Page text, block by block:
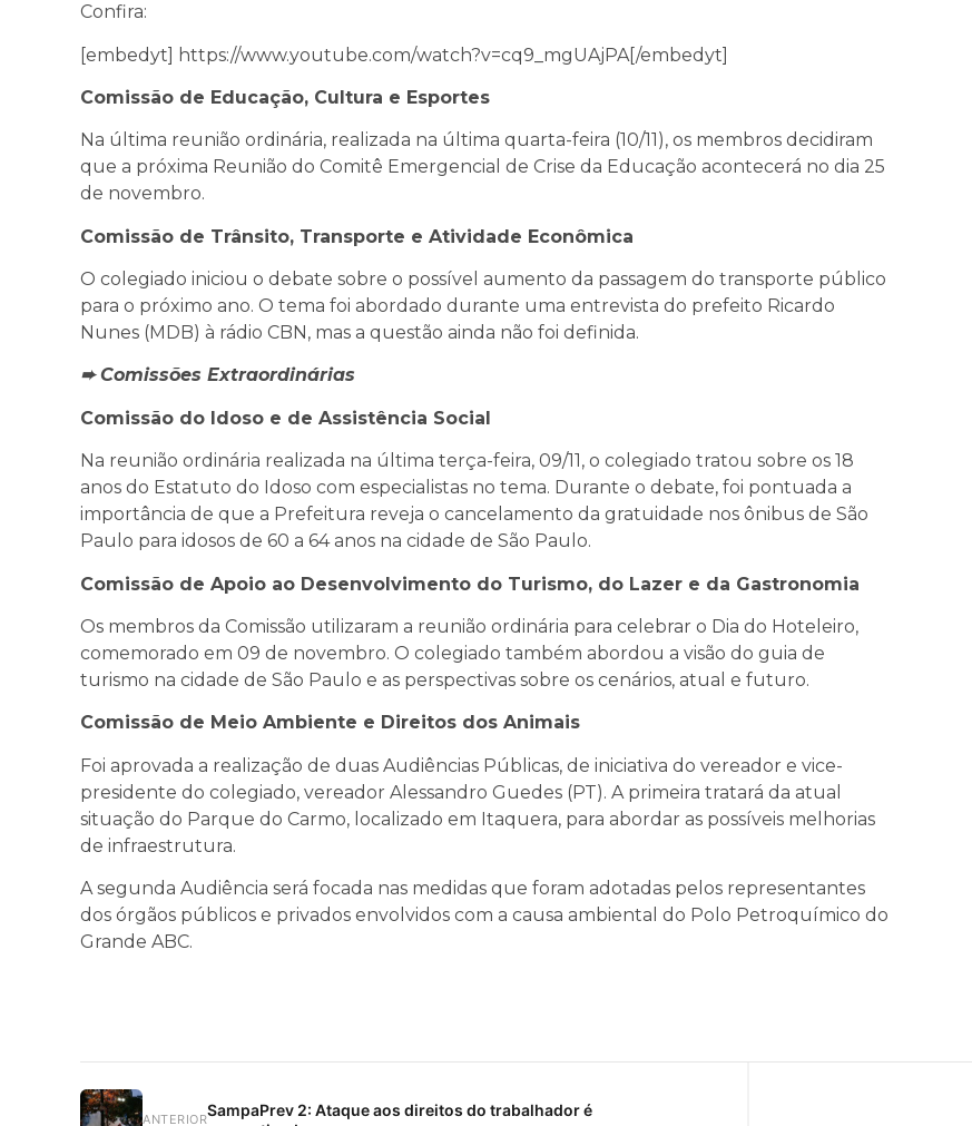
Confira:
[embedyt] https://www.youtube.com/watch?v=cq9_mgUAjPA[/embedyt]
Comissão de Educação, Cultura e Esportes
Na última reunião ordinária, realizada na última quarta-feira (10/11), os membros decidiram
que a próxima Reunião do Comitê Emergencial de Crise da Educação acontecerá no dia 25
de novembro.
Comissão de Trânsito, Transporte e Atividade Econômica
O colegiado iniciou o debate sobre o possível aumento da passagem do transporte público
para o próximo ano. O tema foi abordado durante uma entrevista do prefeito Ricardo
Nunes (MDB) à rádio CBN, mas a questão ainda não foi definida.
➨ Comissões Extraordinárias
Comissão do Idoso e de Assistência Social
Na reunião ordinária realizada na última terça-feira, 09/11, o colegiado tratou sobre os 18
anos do Estatuto do Idoso com especialistas no tema. Durante o debate, foi pontuada a
importância de que a Prefeitura reveja o cancelamento da gratuidade nos ônibus de São
Paulo para idosos de 60 a 64 anos na cidade de São Paulo.
Comissão de Apoio ao Desenvolvimento do Turismo, do Lazer e da Gastronomia
Os membros da Comissão utilizaram a reunião ordinária para celebrar o Dia do Hoteleiro,
comemorado em 09 de novembro. O colegiado também abordou a visão do guia de
turismo na cidade de São Paulo e as perspectivas sobre os cenários, atual e futuro.
Comissão de Meio Ambiente e Direitos dos Animais
Foi aprovada a realização de duas Audiências Públicas, de iniciativa do vereador e vice-
presidente do colegiado, vereador Alessandro Guedes (PT). A primeira tratará da atual
situação do Parque do Carmo, localizado em Itaquera, para abordar as possíveis melhorias
de infraestrutura.
A segunda Audiência será focada nas medidas que foram adotadas pelos representantes
dos órgãos públicos e privados envolvidos com a causa ambiental do Polo Petroquímico do
Grande ABC.
ANTERIORSampaPrev 2: Ataque aos direitos do trabalhador é